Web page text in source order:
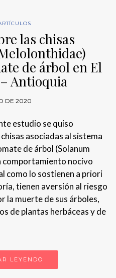
las chisas
de árbol en El
Antioquia
DE 2020
estudio se quiso
asociadas al sistema
de árbol (Solanum
comportamiento nocivo
como lo sostienen a priori
tienen aversión al riesgo
la muerte de sus árboles,
de plantas herbáceas y de
LEYENDO